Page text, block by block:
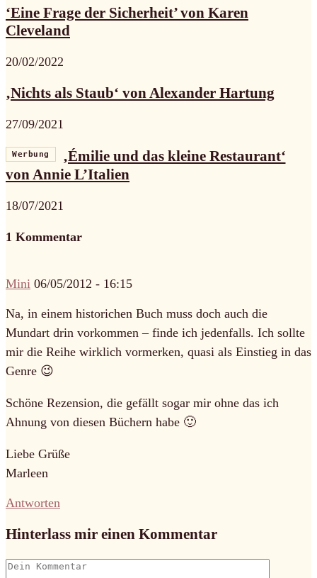
‘Eine Frage der Sicherheit’ von Karen
Cleveland
20/02/2022
‚Nichts als Staub‘ von Alexander Hartung
27/09/2021
Werbung
‚Émilie und das kleine Restaurant‘
von Annie L’Italien
18/07/2021
1 Kommentar
Mini 06/05/2012 - 16:15
Na, in einem historichen Buch muss doch auch die
Mundart drin vorkommen – finde ich jedenfalls. Ich sollte
mir die Reihe wirklich vormerken, quasi als Einstieg in das
Genre 😉
Schöne Rezension, die gefällt sogar mir ohne das ich
Ahnung von diesen Büchern habe 🙂
Liebe Grüße
Marleen
Antworten
Hinterlass mir einen Kommentar